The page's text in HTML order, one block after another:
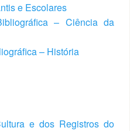
e Escolares
– Ciência da
– História
e dos Registros do